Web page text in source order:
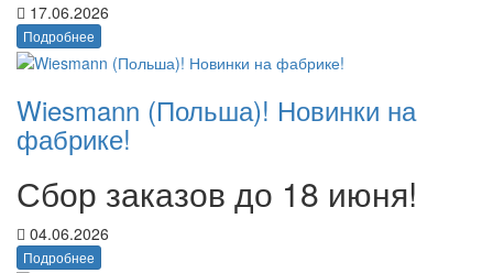
17.06.2026
Подробнее
Wiesmann (Польша)! Новинки на
фабрике!
Сбор заказов до 18 июня!
04.06.2026
Подробнее